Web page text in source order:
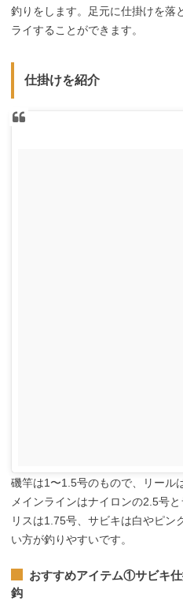
釣りをします。足元に仕掛けを落
ライすることができます。
仕掛けを紹介
磯竿は1〜1.5号のもので、リール
メインラインはナイロンの2.5号
リスは1.75号、サビキは白やピン
い方が釣りやすいです。
おすすめアイテム①サビキ
鈎